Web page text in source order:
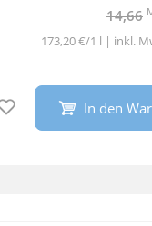
14,66
173,20 €/1 l | inkl.
Auf den Merkzettel
In den